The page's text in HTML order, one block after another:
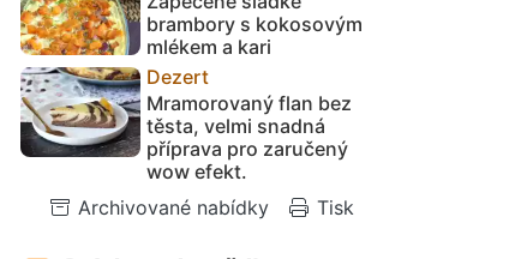
brambory s kokosovým
mlékem a kari
Dezert
Mramorovaný flan bez
těsta, velmi snadná
příprava pro zaručený
wow efekt.
Archivované nabídky
Tisk